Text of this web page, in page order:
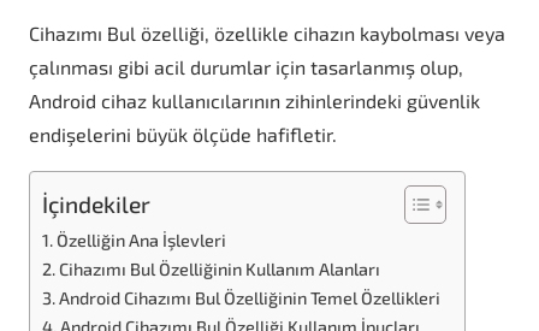
Cihazımı Bul özelliği, özellikle cihazın kaybolması veya
çalınması gibi acil durumlar için tasarlanmış olup,
Android cihaz kullanıcılarının zihinlerindeki güvenlik
endişelerini büyük ölçüde hafifletir.
İçindekiler
Özelliğin Ana İşlevleri
Cihazımı Bul Özelliğinin Kullanım Alanları
Android Cihazımı Bul Özelliğinin Temel Özellikleri
Android Cihazımı Bul Özelliği Kullanım İpuçları